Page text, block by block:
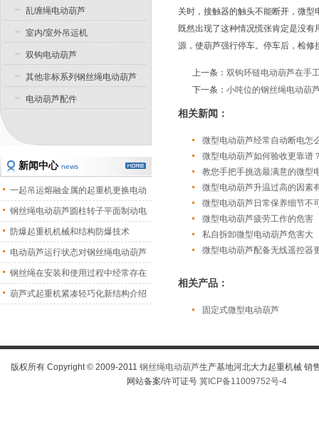
关时，接触器的触头不能断开，微
既然出现了这种情况慌张肯定是没
源，使葫芦强行停车。停车后，检
上一条： 双钩环链电动葫芦在手
下一条： 小吨位的钢丝绳电动葫
相关新闻：
微型电动葫芦经常自动断电怎
微型电动葫芦如何验收更靠谱
教您手把手挑选最满意的微型
微型电动葫芦升温过高的因素
微型电动葫芦日常保养细节不
微型电动葫芦疲劳工作的危害
私自拆卸微型电动葫芦危害大
微型电动葫芦配备无线遥控器
相关产品：
固定式微型电动葫芦
乱缠绳电动葫芦
室内/室外吊运机
双钩电动葫芦
其他非标系列钢丝绳电动葫芦
电动葫芦配件
新闻中心 news
一起吊运熔融金属的起重机更换电动
葫 钢丝绳电动葫芦圆柱转子平面制动电
机
防爆起重机机械和结构防爆技术
电动葫芦运行状态对钢丝绳电动葫芦
振 钢丝绳在安装和使用过程中经常存在
的 葫芦式起重机紧凑轻巧化新结构介绍
版权所有 Copyright © 2009-2011 钢丝绳电动葫芦生产基地河北大力起重机械 销
网站备案/许可证号 冀ICP备11009752号-4